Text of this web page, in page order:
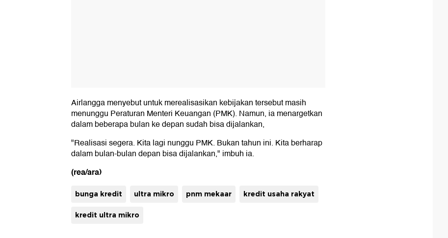
Airlangga menyebut untuk merealisasikan kebijakan tersebut masih
menunggu Peraturan Menteri Keuangan (PMK). Namun, ia menargetkan
dalam beberapa bulan ke depan sudah bisa dijalankan,
"Realisasi segera. Kita lagi nunggu PMK. Bukan tahun ini. Kita berharap
dalam bulan-bulan depan bisa dijalankan," imbuh ia.
(rea/ara)
bunga kredit ultra mikro pnm mekaar kredit usaha rakyat
kredit ultra mikro